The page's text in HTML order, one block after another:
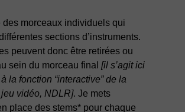
des morceaux individuels qui
sections d’instruments.
peuvent donc être retirées ou
sein du morceau final [il s’agit ici
la fonction “interactive” de la
vidéo, NDLR]. Je mets
place des stems* pour chaque